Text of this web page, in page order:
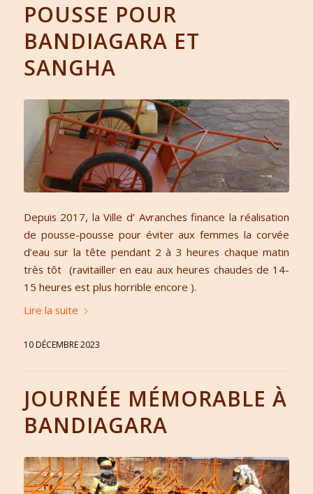
POUSSE POUR
BANDIAGARA ET
SANGHA
Depuis 2017, la Ville d’ Avranches finance la réalisation
de pousse-pousse pour éviter aux femmes la corvée
d’eau sur la tête pendant 2 à 3 heures chaque matin
très tôt (ravitailler en eau aux heures chaudes de 14-
15 heures est plus horrible encore ).
Lire la suite
10 DÉCEMBRE 2023
JOURNÉE MÉMORABLE À
BANDIAGARA